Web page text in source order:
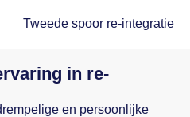
in re-
en persoonlijke